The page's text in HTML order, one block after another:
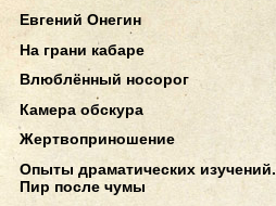
Евгений Онегин
На грани кабаре
Влюблённый носорог
Камера обскура
Жертвоприношение
Опыты драматических изучений.
Пир после чумы